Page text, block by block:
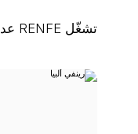
تشغّل RENFE عدة أنواع من قطارات الركاب في إسبانيا. وفيما يلي أبرز القطارات التي تديرها RENFE: